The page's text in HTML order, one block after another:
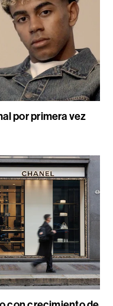
por primera vez